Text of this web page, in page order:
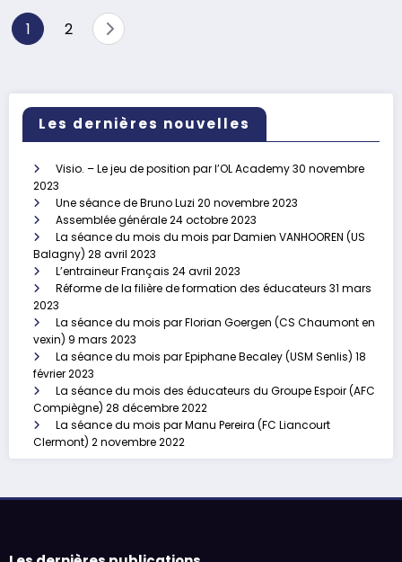
Pagination
1 2
Les dernières nouvelles
Visio. – Le jeu de position par l’OL Academy30 novembre
2023
Une séance de Bruno Luzi 20 novembre 2023
Assemblée générale24 octobre 2023
La séance du mois du mois par Damien VANHOOREN (US
Balagny) 28 avril 2023
L’entraineur Français 24 avril 2023
Réforme de la filière de formation des éducateurs 31 mars
2023
La séance du mois par Florian Goergen (CS Chaumont en
vexin) 9 mars 2023
La séance du mois par Epiphane Becaley (USM Senlis) 18
février 2023
La séance du mois des éducateurs du Groupe Espoir (AFC
Compiègne) 28 décembre 2022
La séance du mois par Manu Pereira (FC Liancourt
Clermont) 2 novembre 2022